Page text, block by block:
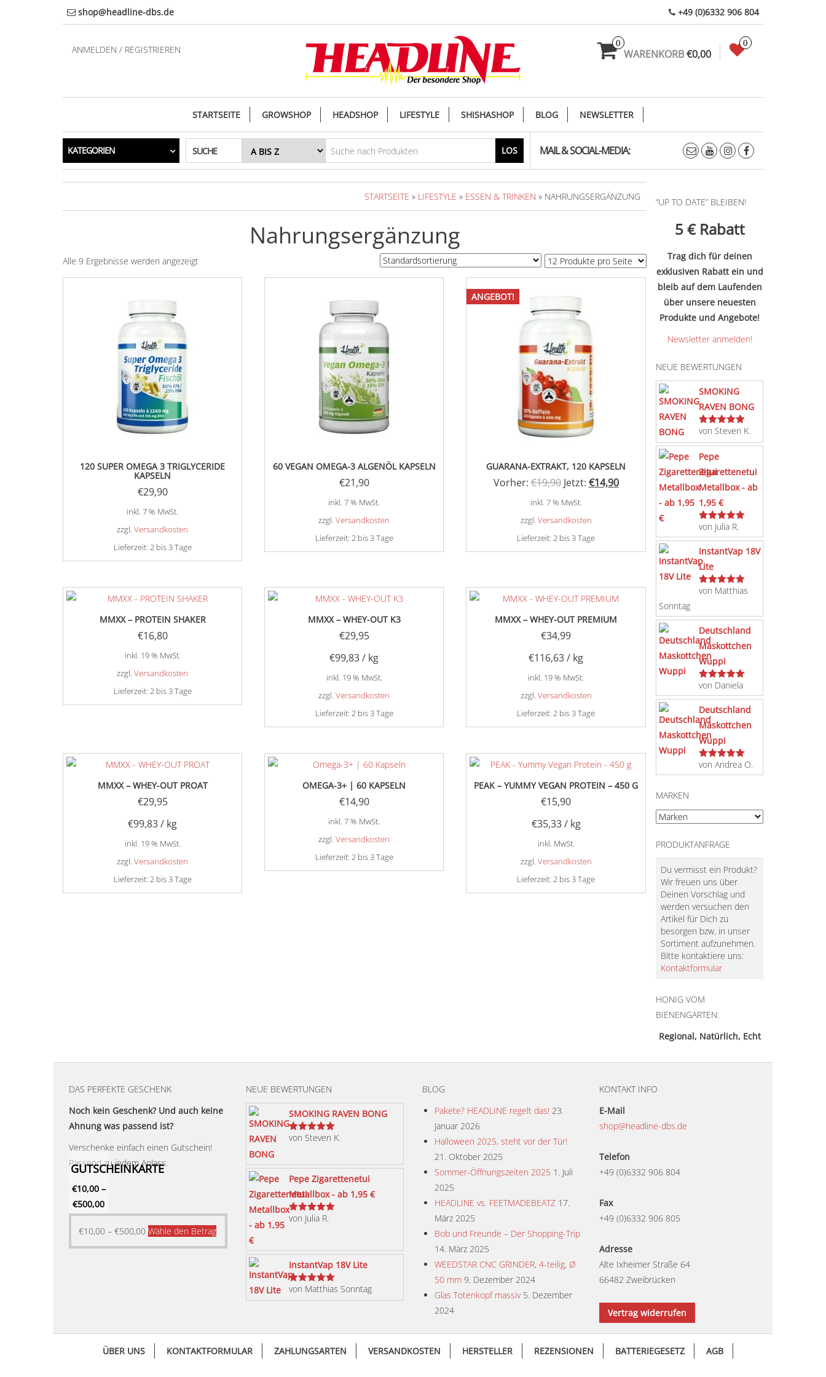
shop@headline-dbs.de +49 (0)6332 906 804
ANMELDEN / REGISTRIEREN
0
WARENKORB€0,00
0
STARTSEITE GROWSHOP HEADSHOP LIFESTYLE SHISHASHOP BLOG NEWSLETTER
KATEGORIEN SUCHE LOS MAIL & SOCIAL-MEDIA:
STARTSEITE » LIFESTYLE » ESSEN & TRINKEN » NAHRUNGSERGÄNZUNG
Nahrungsergänzung
Alle 9 Ergebnisse werden angezeigt
120 SUPER OMEGA 3 TRIGLYCERIDE
KAPSELN
€29,90
inkl. 7 % MwSt.
zzgl.Versandkosten
Lieferzeit: 2 bis 3 Tage
60 VEGAN OMEGA-3 ALGENÖL KAPSELN
€21,90
inkl. 7 % MwSt.
zzgl.Versandkosten
Lieferzeit: 2 bis 3 Tage
ANGEBOT!
GUARANA-EXTRAKT, 120 KAPSELN
Vorher: €19,90 Ursprünglicher
Preis
war:
€19,90
Jetzt: €14,90Aktueller
inkl. 7 % MwSt.
zzgl. Versandkosten
Lieferzeit: 2 bis 3 Tage
MMXX – PROTEIN SHAKER
€16,80
inkl. 19 % MwSt.
zzgl.Versandkosten
Lieferzeit: 2 bis 3 Tage
MMXX – WHEY-OUT K3
€29,95
€99,83/ kg
inkl. 19 % MwSt.
zzgl.Versandkosten
Lieferzeit: 2 bis 3 Tage
MMXX – WHEY-OUT PREMIUM
€34,99
€116,63/ kg
inkl. 19 % MwSt.
zzgl. Versandkosten
Lieferzeit: 2 bis 3 Tage
MMXX – WHEY-OUT PROAT
€29,95
€99,83/ kg
inkl. 19 % MwSt.
zzgl.Versandkosten
Lieferzeit: 2 bis 3 Tage
OMEGA-3+ | 60 KAPSELN
€14,90
inkl. 7 % MwSt.
zzgl.Versandkosten
Lieferzeit: 2 bis 3 Tage
PEAK – YUMMY VEGAN PROTEIN – 450 G
€15,90
€35,33/ kg
inkl. MwSt.
zzgl. Versandkosten
Lieferzeit: 2 bis 3 Tage
Dieses
Produktseite
“UP TO DATE” BLEIBEN!
5 € Rabatt
Trag dich für deinen
exklusiven Rabatt ein und
bleib auf dem Laufenden
über unsere neuesten
Produkte und Angebote!
Newsletter anmelden!
NEUE BEWERTUNGEN
SMOKING
RAVEN BONG
Bewertet
mit5von 5
von Steven K.
Pepe
Zigarettenetui
Metallbox - ab
1,95 €
Bewertet
mit5von 5
von Julia R.
InstantVap 18V
Lite
Bewertet
von Matthias
Sonntag
Deutschland
Maskottchen
Wuppi
Bewertet
mit5von 5
von Daniela
Deutschland
Maskottchen
Wuppi
Bewertet
mit5von 5
von Andrea O.
MARKEN
PRODUKTANFRAGE
Du vermisst ein Produkt?
Wir freuen uns über
Deinen Vorschlag und
werden versuchen den
Artikel für Dich zu
besorgen bzw. in unser
Sortiment aufzunehmen.
Bitte kontaktiere uns:
Kontaktformular
HONIG VOM
BIENENGARTEN:
Regional, Natürlich, Echt
DAS PERFEKTE GESCHENK
Noch kein Geschenk? Und auch keine
Ahnung was passend ist?
Verschenke einfach einen Gutschein!
Passend zu jedem Anlass.
GUTSCHEINKARTE
€10,00–
€500,00
€10,00 – €500,00 Wähle den BetragDieses
Produkt
Varianten
Optionen
können
NEUE BEWERTUNGEN
SMOKING RAVEN BONG
Bewertet
von Steven K.
Pepe Zigarettenetui
Metallbox - ab 1,95 €
Bewertet
von Julia R.
InstantVap 18V Lite
Bewertet
mit5von 5
von Matthias Sonntag
BLOG
Pakete? HEADLINE regelt das! 23.
Januar 2026
Halloween 2025, steht vor der Tür!
21. Oktober 2025
Sommer-Öffnungszeiten 2025 1. Juli
2025
HEADLINE vs. FEETMADEBEATZ 17.
März 2025
Bob und Freunde – Der Shopping-Trip
14. März 2025
WEEDSTAR CNC GRINDER, 4-teilig, Ø
50 mm 9. Dezember 2024
Glas Totenkopf massiv 5. Dezember
2024
KONTAKT INFO
E-Mail
shop@headline-dbs.de
Telefon
+49 (0)6332 906 804
Fax
+49 (0)6332 906 805
Adresse
Alte Ixheimer Straße 64
66482 Zweibrücken
Vertrag widerrufen
ÜBER UNS KONTAKTFORMULAR ZAHLUNGSARTEN VERSANDKOSTEN HERSTELLER REZENSIONEN BATTERIEGESETZ AGB